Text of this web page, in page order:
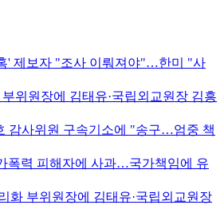
' 제보자 "조사 이뤄져야"…한미 "사
위원장에 김태유·국립외교원장 김흥
감사위원 구속기소에 "송구…엄중 책
폭력 피해자에 사과…국가책임에 유
화 부위원장에 김태유·국립외교원장